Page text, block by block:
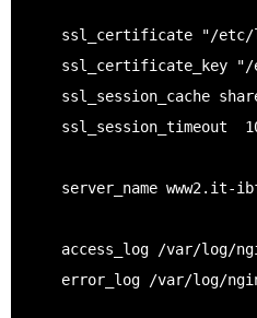
ssl_certificate "/
ssl_certificate_key
ssl_session_cache
ssl_session_timeout
server_name www2.it-
access_log /var/log/